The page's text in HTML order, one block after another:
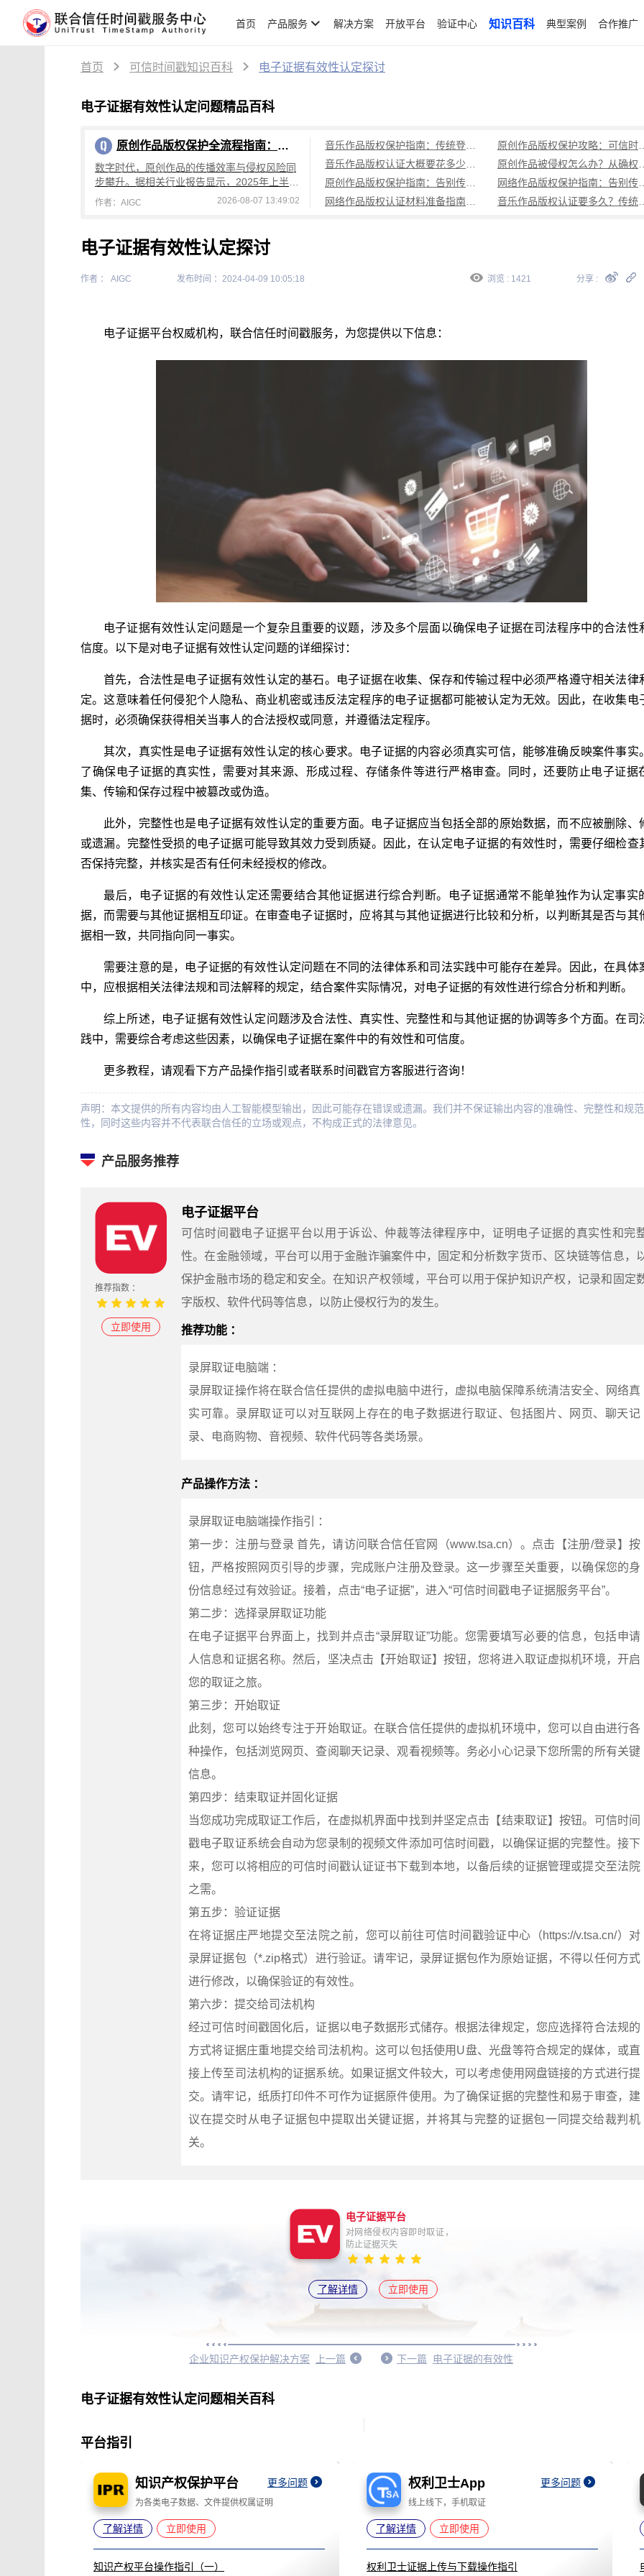
首页 产品服务 解决方案 开放平台 验证中心 知识百科 典型案例 合作推广
首页 可信时间戳知识百科 电子证据有效性认定探讨
电子证据有效性认定问题精品百科
原创作品版权保护全流程指南：从创作到维权，可信时间戳平台操作详解
数字时代，原创作品的传播效率与侵权风险同
步攀升。据相关行业报告显示，2025年上半年
国内原创作品侵权投诉量较去年同期增长4
作者：AIGC 2026-08-07 13:49:02
电子证据有效性认定探讨
作者 ： AIGC 发布时间 ：2024-04-09 10:05:18 浏览 : 1421 分享 :
电子证据平台权威机构，联合信任时间戳服务，为您提供以下信息：
电子证据有效性认定问题是一个复杂且重要的议题，涉及多个层面以确保电子证据在司法程序中的合法性
信度。以下是对电子证据有效性认定问题的详细探讨：
首先，合法性是电子证据有效性认定的基石。电子证据在收集、保存和传输过程中必须严格遵守相关法律
定。这意味着任何侵犯个人隐私、商业机密或违反法定程序的电子证据都可能被认定为无效。因此，在收集电
据时，必须确保获得相关当事人的合法授权或同意，并遵循法定程序。
其次，真实性是电子证据有效性认定的核心要求。电子证据的内容必须真实可信，能够准确反映案件事实
了确保电子证据的真实性，需要对其来源、形成过程、存储条件等进行严格审查。同时，还要防止电子证据
集、传输和保存过程中被篡改或伪造。
此外，完整性也是电子证据有效性认定的重要方面。电子证据应当包括全部的原始数据，而不应被删除、
或遗漏。完整性受损的电子证据可能导致其效力受到质疑。因此，在认定电子证据的有效性时，需要仔细检查
否保持完整，并核实是否有任何未经授权的修改。
最后，电子证据的有效性认定还需要结合其他证据进行综合判断。电子证据通常不能单独作为认定事实
据，而需要与其他证据相互印证。在审查电子证据时，应将其与其他证据进行比较和分析，以判断其是否与其
据相一致，共同指向同一事实。
需要注意的是，电子证据的有效性认定问题在不同的法律体系和司法实践中可能存在差异。因此，在具体
中，应根据相关法律法规和司法解释的规定，结合案件实际情况，对电子证据的有效性进行综合分析和判断。
综上所述，电子证据有效性认定问题涉及合法性、真实性、完整性和与其他证据的协调等多个方面。在司
践中，需要综合考虑这些因素，以确保电子证据在案件中的有效性和可信度。
更多教程，请观看下方产品操作指引或者联系时间戳官方客服进行咨询！
声明：本文提供的所有内容均由人工智能模型输出，因此可能存在错误或遗漏。我们并不保证输出内容的准确性、完整性和规范
性，同时这些内容并不代表联合信任的立场或观点，不构成正式的法律意见。
产品服务推荐
推荐指数 ：
立即使用
电子证据平台
可信时间戳电子证据平台以用于诉讼、仲裁等法律程序中，证明电子证据的真实性和完
性。在金融领域，平台可以用于金融诈骗案件中，固定和分析数字货币、区块链等信息，
保护金融市场的稳定和安全。在知识产权领域，平台可以用于保护知识产权，记录和固定
字版权、软件代码等信息，以防止侵权行为的发生。
推荐功能 ：
录屏取证电脑端 ：
录屏取证操作将在联合信任提供的虚拟电脑中进行，虚拟电脑保障系统清洁安全、网络真
实可靠。录屏取证可以对互联网上存在的电子数据进行取证、包括图片、网页、聊天记
录、电商购物、音视频、软件代码等各类场景。
产品操作方法 ：
录屏取证电脑端操作指引 ：
第一步：注册与登录 首先，请访问联合信任官网（www.tsa.cn）。点击【注册/登录】按
钮，严格按照网页引导的步骤，完成账户注册及登录。这一步骤至关重要，以确保您的身
份信息经过有效验证。接着，点击“电子证据”，进入“可信时间戳电子证据服务平台”。
第二步：选择录屏取证功能
在电子证据平台界面上，找到并点击“录屏取证”功能。您需要填写必要的信息，包括申请
人信息和证据名称。然后，坚决点击【开始取证】按钮，您将进入取证虚拟机环境，开启
您的取证之旅。
第三步：开始取证
此刻，您可以始终专注于开始取证。在联合信任提供的虚拟机环境中，您可以自由进行各
种操作，包括浏览网页、查阅聊天记录、观看视频等。务必小心记录下您所需的所有关键
信息。
第四步：结束取证并固化证据
当您成功完成取证工作后，在虚拟机界面中找到并坚定点击【结束取证】按钮。可信时间
戳电子取证系统会自动为您录制的视频文件添加可信时间戳，以确保证据的完整性。接下
来，您可以将相应的可信时间戳认证证书下载到本地，以备后续的证据管理或提交至法院
之需。
第五步：验证证据
在将证据庄严地提交至法院之前，您可以前往可信时间戳验证中心（https://v.tsa.cn/）对
录屏证据包（*.zip格式）进行验证。请牢记，录屏证据包作为原始证据，不得以任何方式
进行修改，以确保验证的有效性。
第六步：提交给司法机构
经过可信时间戳固化后，证据以电子数据形式储存。根据法律规定，您应选择符合法规的
方式将证据庄重地提交给司法机构。这可以包括使用U盘、光盘等符合规定的媒体，或直
接上传至司法机构的证据系统。如果证据文件较大，可以考虑使用网盘链接的方式进行提
交。请牢记，纸质打印件不可作为证据原件使用。为了确保证据的完整性和易于审查，建
议在提交时从电子证据包中提取出关键证据，并将其与完整的证据包一同提交给裁判机
关。
电子证据平台
对网络侵权内容即时取证，
防止证据灭失
了解详情 立即使用
企业知识产权保护解决方案 上一篇 下一篇 电子证据的有效性
电子证据有效性认定问题相关百科
平台指引
知识产权保护平台 更多问题
为各类电子数据、文件提供权属证明
了解详情 立即使用
知识产权平台操作指引（一）
权利卫士App 更多问题
线上线下，手机取证
了解详情 立即使用
权利卫士证据上传与下载操作指引